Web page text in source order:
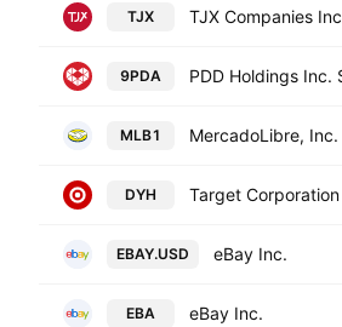
TJX TJX Companies Inc
9PDA
MLB1 MercadoLibre, Inc.
DYH Target Corporation
EBAY.USD eBay Inc.
EBA eBay Inc.